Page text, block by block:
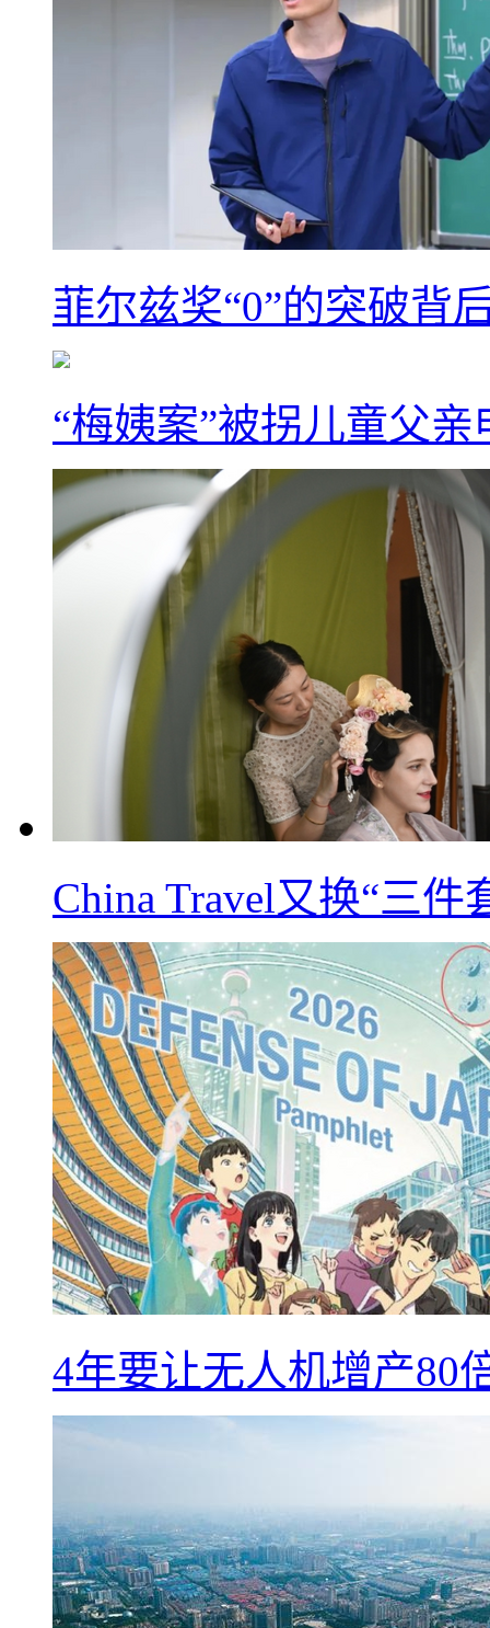
菲尔兹奖“0”的突破背
“梅姨案”被拐儿童父
China Travel又换“三
4年要让无人机增产80